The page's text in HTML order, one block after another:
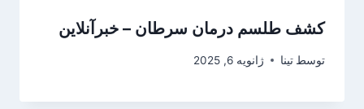
کشف طلسم درمان سرطان – خبرآنلاین
توسط تینا ژانویه 6, 2025